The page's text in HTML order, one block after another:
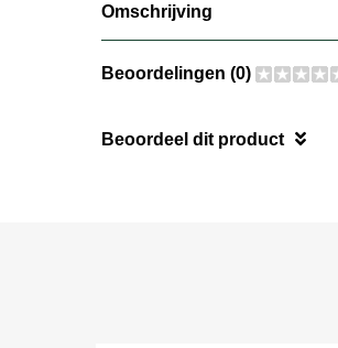
Omschrijving
Beoordelingen (0)
Beoordeel dit product